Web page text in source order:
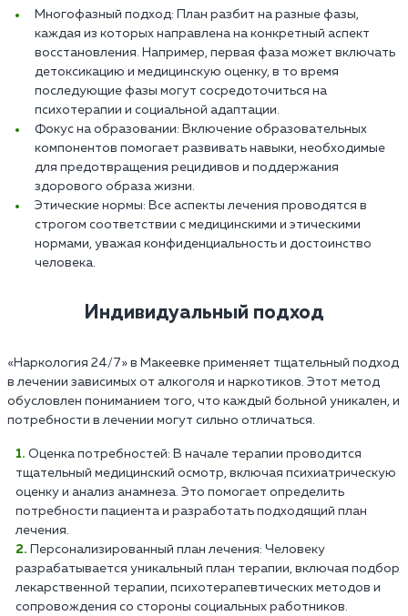
Многофазный подход: План разбит на разные фазы,
каждая из которых направлена на конкретный аспект
восстановления. Например, первая фаза может включать
детоксикацию и медицинскую оценку, в то время
последующие фазы могут сосредоточиться на
психотерапии и социальной адаптации.
Фокус на образовании: Включение образовательных
компонентов помогает развивать навыки, необходимые
для предотвращения рецидивов и поддержания
здорового образа жизни.
Этические нормы: Все аспекты лечения проводятся в
строгом соответствии с медицинскими и этическими
нормами, уважая конфиденциальность и достоинство
человека.
Индивидуальный подход
«Наркология 24/7» в Макеевке применяет тщательный подход
в лечении зависимых от алкоголя и наркотиков. Этот метод
обусловлен пониманием того, что каждый больной уникален, и
потребности в лечении могут сильно отличаться.
Оценка потребностей: В начале терапии проводится
тщательный медицинский осмотр, включая психиатрическую
оценку и анализ анамнеза. Это помогает определить
потребности пациента и разработать подходящий план
лечения.
Персонализированный план лечения: Человеку
разрабатывается уникальный план терапии, включая подбор
лекарственной терапии, психотерапевтических методов и
сопровождения со стороны социальных работников.